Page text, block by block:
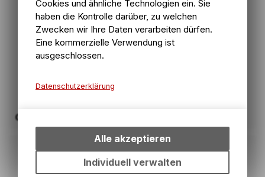
Griffe
Cookies und ähnliche Technologien ein. Sie
haben die Kontrolle darüber, zu welchen
Zwecken wir Ihre Daten verarbeiten dürfen.
Eine kommerzielle Verwendung ist
ausgeschlossen.
Datenschutzerklärung
bestimmte Interaktionen und
Einstellungen auf Ihrem Gerät,
um die grundlegenden
Funktionen unseres Online-
Alle akzeptieren
Individuell verwalten